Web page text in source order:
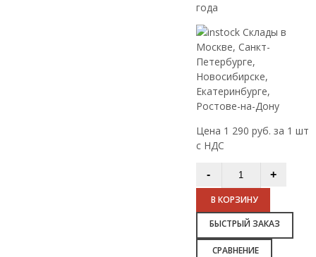
года
Склады в
Москве, Санкт-
Петербурге,
Новосибирске,
Екатеринбурге,
Ростове-на-Дону
Цена 1 290 руб. за 1 шт
с НДС
В КОРЗИНУ
БЫСТРЫЙ ЗАКАЗ
СРАВНЕНИЕ